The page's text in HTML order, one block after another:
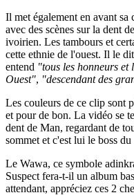
Il met également en avant
avec des scènes sur la dent
ivoirien. Les tambours et
cette ethnie de l'ouest. Il le
entend "tous les honneurs et
Ouest", "descendant des
Les couleurs de ce clip sont
et pour de bon. La vidéo se
dent de Man, regardant de
sommet et c'est lui le boss
Le Wawa, ce symbole
Suspect fera-t-il un album
attendant, appréciez ces 2